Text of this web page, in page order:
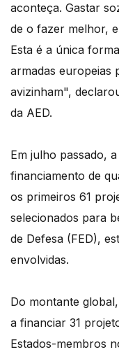
aconteça. Gastar
de o fazer melhor,
Esta é a única
armadas europeias
avizinham",
da AED.
Em julho passado,
financiamento de
os primeiros 61
selecionados para
de Defesa (FED),
envolvidas.
Do montante
a financiar 31
Estados-membros